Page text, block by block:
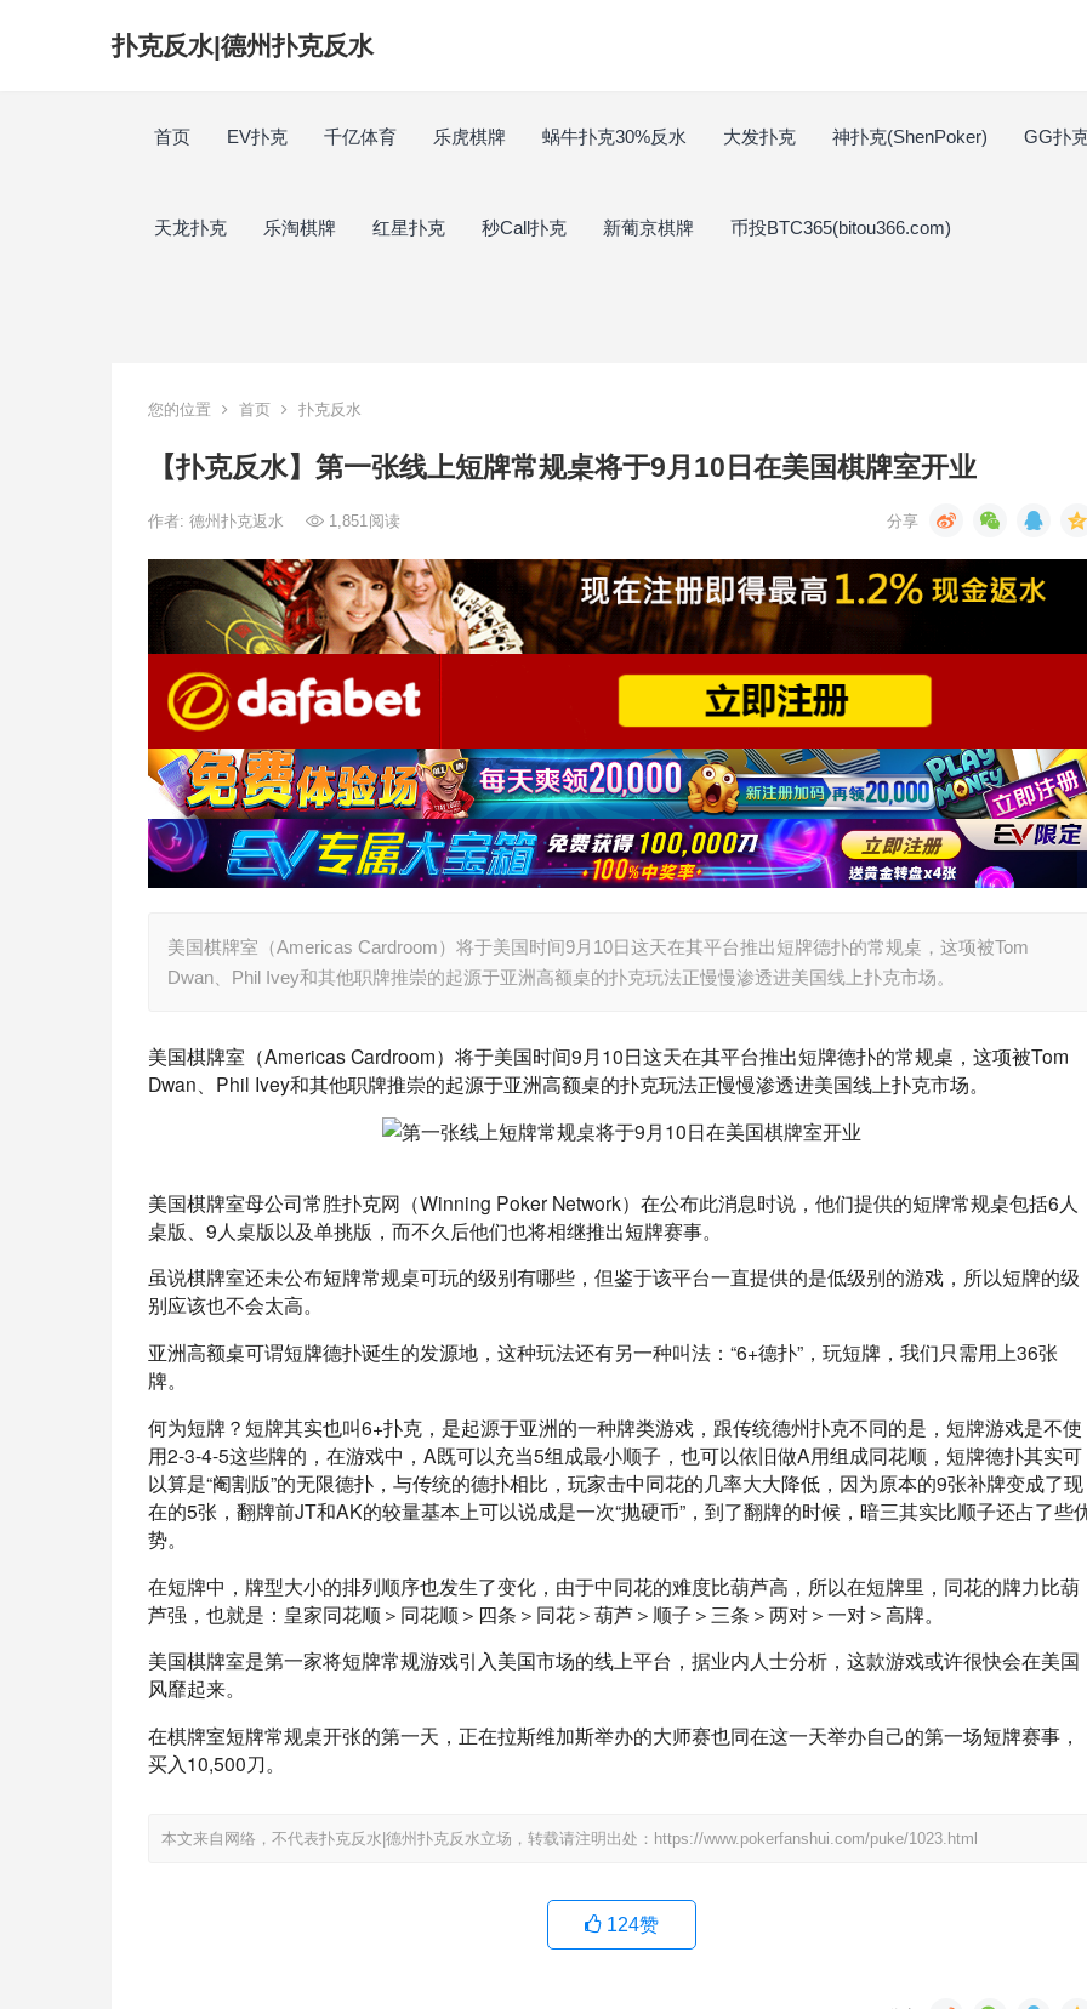
扑克反水|德州扑克反水
首页 EV扑克 千亿体育 乐虎棋牌 蜗牛扑克30%反水 大发扑克 神扑克(ShenPoker) GG扑
天龙扑克 乐淘棋牌 红星扑克 秒Call扑克 新葡京棋牌 币投BTC365(bitou366.com)
您的位置 首页 扑克反水
【扑克反水】第一张线上短牌常规桌将于9月10日在美国棋牌室开业
作者: 德州扑克返水 1,851阅读
美国棋牌室（Americas Cardroom）将于美国时间9月10日这天在其平台推出短牌德扑的常规桌，这项被Tom
Dwan、Phil Ivey和其他职牌推崇的起源于亚洲高额桌的扑克玩法正慢慢渗透进美国线上扑克市场。
美国棋牌室（Americas Cardroom）将于美国时间9月10日这天在其平台推出短牌德扑的常规桌，这项被Tom
Dwan、Phil Ivey和其他职牌推崇的起源于亚洲高额桌的扑克玩法正慢慢渗透进美国线上扑克市场。
美国棋牌室母公司常胜扑克网（Winning Poker Network）在公布此消息时说，他们提供的短牌常规桌包括6人
桌版、9人桌版以及单挑版，而不久后他们也将相继推出短牌赛事。
虽说棋牌室还未公布短牌常规桌可玩的级别有哪些，但鉴于该平台一直提供的是低级别的游戏，所以短牌的级
别应该也不会太高。
亚洲高额桌可谓短牌德扑诞生的发源地，这种玩法还有另一种叫法：“6+德扑”，玩短牌，我们只需用上36张
牌。
何为短牌？短牌其实也叫6+扑克，是起源于亚洲的一种牌类游戏，跟传统德州扑克不同的是，短牌游戏是不使
用2-3-4-5这些牌的，在游戏中，A既可以充当5组成最小顺子，也可以依旧做A用组成同花顺，短牌德扑其实可
以算是“阉割版”的无限德扑，与传统的德扑相比，玩家击中同花的几率大大降低，因为原本的9张补牌变成了现
在的5张，翻牌前JT和AK的较量基本上可以说成是一次“抛硬币”，到了翻牌的时候，暗三其实比顺子还占了些
势。
在短牌中，牌型大小的排列顺序也发生了变化，由于中同花的难度比葫芦高，所以在短牌里，同花的牌力比葫
芦强，也就是：皇家同花顺＞同花顺＞四条＞同花＞葫芦＞顺子＞三条＞两对＞一对＞高牌。
美国棋牌室是第一家将短牌常规游戏引入美国市场的线上平台，据业内人士分析，这款游戏或许很快会在美国
风靡起来。
在棋牌室短牌常规桌开张的第一天，正在拉斯维加斯举办的大师赛也同在这一天举办自己的第一场短牌赛事，
买入10,500刀。
本文来自网络，不代表扑克反水|德州扑克反水立场，转载请注明出处：https://www.pokerfanshui.com/puke/1023.html
124赞